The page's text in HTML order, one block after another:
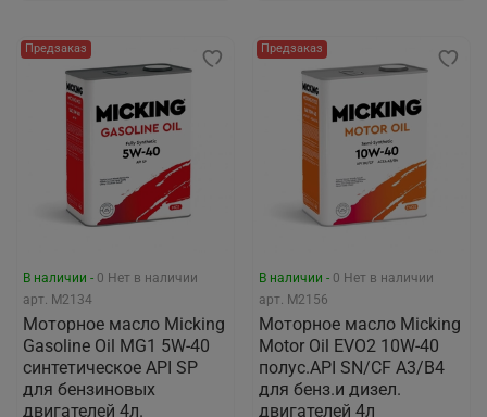
Предзаказ
В наличии - 0 Нет в наличии
арт. M2134
Моторное масло Micking
Gasoline Oil MG1 5W-40
синтетическое API SP
для бензиновых
двигателей 4л.
Предзаказ
В наличии - 0 Нет в наличии
арт. M2156
Моторное масло Micking
Motor Oil EVO2 10W-40
полус.API SN/CF A3/B4
для бенз.и дизел.
двигателей 4л